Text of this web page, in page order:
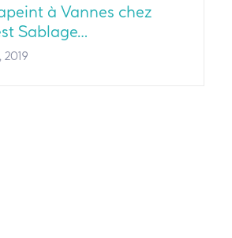
à Vannes chez
Sablage…
2019